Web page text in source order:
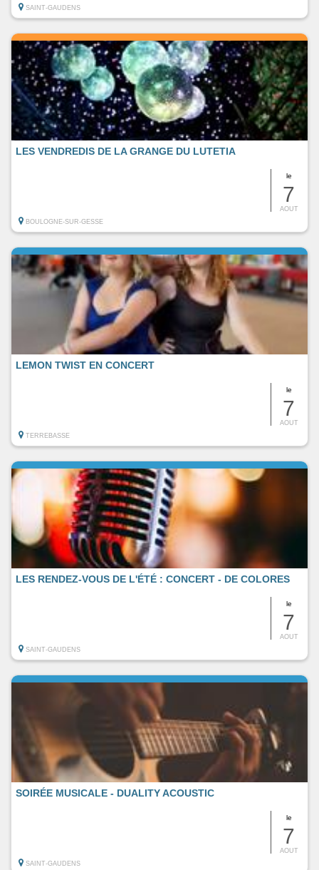
SAINT-GAUDENS
le
7
AOUT
LES VENDREDIS DE LA GRANGE DU LUTETIA
BOULOGNE-SUR-GESSE
le
7
AOUT
LEMON TWIST EN CONCERT
TERREBASSE
le
7
AOUT
LES RENDEZ-VOUS DE L'ÉTÉ : CONCERT - DE COLORES
SAINT-GAUDENS
le
7
AOUT
SOIRÉE MUSICALE - DUALITY ACOUSTIC
SAINT-GAUDENS